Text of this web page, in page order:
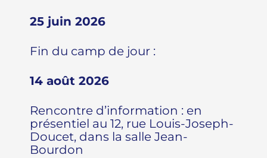
25 juin 2026
Fin du camp de jour :
14 août 2026
Rencontre d’information : en
présentiel au 12, rue Louis-Joseph-
Doucet, dans la salle Jean-
Bourdon